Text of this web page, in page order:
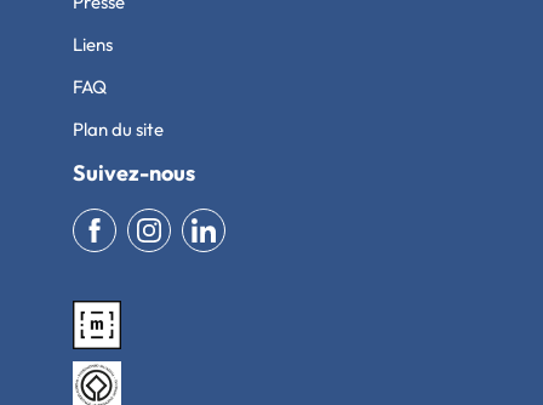
Liens
FAQ
Plan du site
Suivez-nous